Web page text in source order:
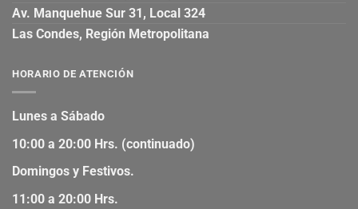
Av. Manquehue Sur 31, Local 324
Las Condes, Región Metropolitana
HORARIO DE ATENCIÓN
Lunes a Sábado
10:00 a 20:00 Hrs. (continuado)
Domingos y Festivos.
11:00 a 20:00 Hrs.